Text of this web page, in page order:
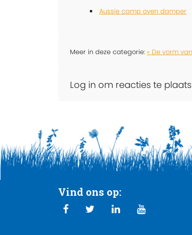
Aussie camp oven damper
Meer in deze categorie: « De vorm
Log in om reacties te
Vind ons op: